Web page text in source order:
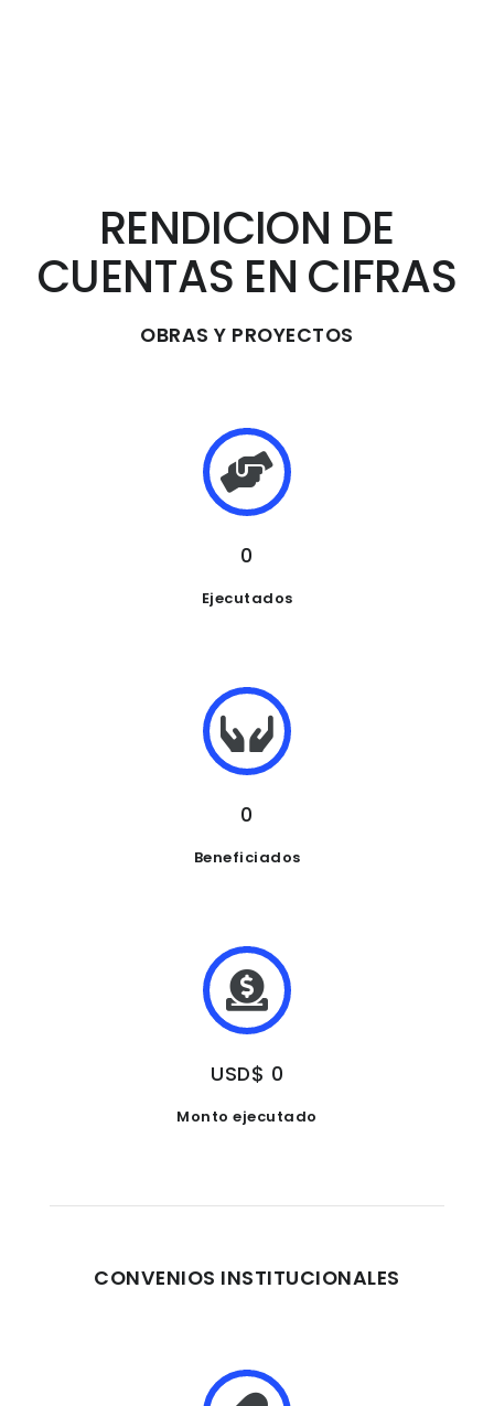
RENDICION DE
CUENTAS EN CIFRAS
OBRAS Y PROYECTOS
0
Ejecutados
0
Beneficiados
USD$ 0
Monto ejecutado
CONVENIOS INSTITUCIONALES